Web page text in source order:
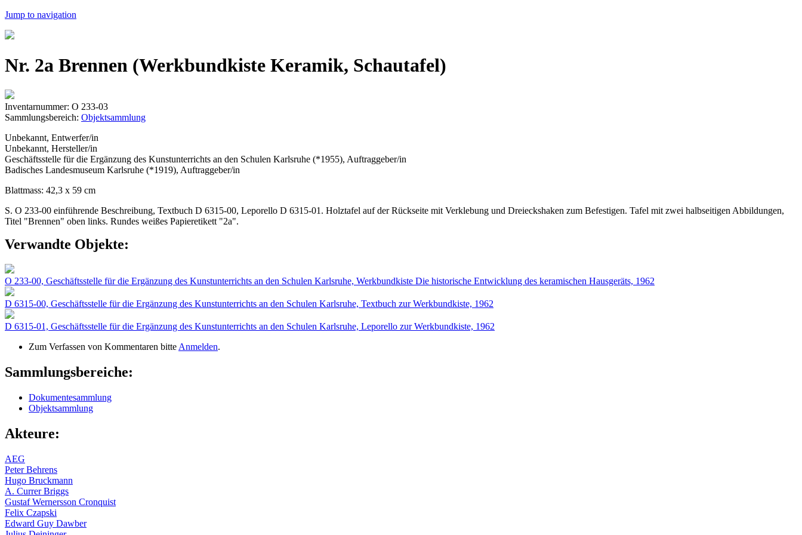
Jump to navigation
Nr. 2a Brennen (Werkbundkiste Keramik, Schautafel)
Inventarnummer: O 233-03
Sammlungsbereich: Objektsammlung
Unbekannt, Entwerfer/in
Unbekannt, Hersteller/in
Geschäftsstelle für die Ergänzung des Kunstunterrichts an den Schulen Karlsruhe (*1955), Auftraggeber/in
Badisches Landesmuseum Karlsruhe (*1919), Auftraggeber/in
Blattmass: 42,3 x 59 cm
S. O 233-00 einführende Beschreibung, Textbuch D 6315-00, Leporello D 6315-01. Holztafel auf der Rückseite mit Verklebung und Dreieckshaken zum Befestigen. Tafel mit zwei halbseitigen Abbildungen,
Titel "Brennen" oben links. Rundes weißes Papieretikett "2a".
Verwandte Objekte:
O 233-00, Geschäftsstelle für die Ergänzung des Kunstunterrichts an den Schulen Karlsruhe, Werkbundkiste Die historische Entwicklung des keramischen Hausgeräts, 1962
D 6315-00, Geschäftsstelle für die Ergänzung des Kunstunterrichts an den Schulen Karlsruhe, Textbuch zur Werkbundkiste, 1962
D 6315-01, Geschäftsstelle für die Ergänzung des Kunstunterrichts an den Schulen Karlsruhe, Leporello zur Werkbundkiste, 1962
Zum Verfassen von Kommentaren bitte Anmelden.
Sammlungsbereiche:
Dokumentesammlung
Objektsammlung
Akteure:
AEG
Peter Behrens
Hugo Bruckmann
A. Currer Briggs
Gustaf Wernersson Cronquist
Felix Czapski
Edward Guy Dawber